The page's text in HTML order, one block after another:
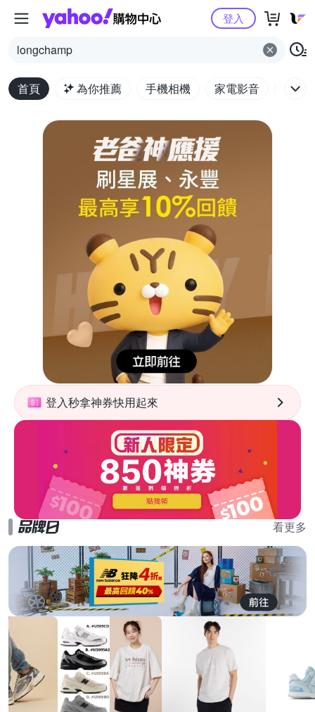
Yahoo購物中心
longchamp
登入
首頁 為你推薦 手機相機 家電影音 電腦
登入秒拿神券快用起來
看更多